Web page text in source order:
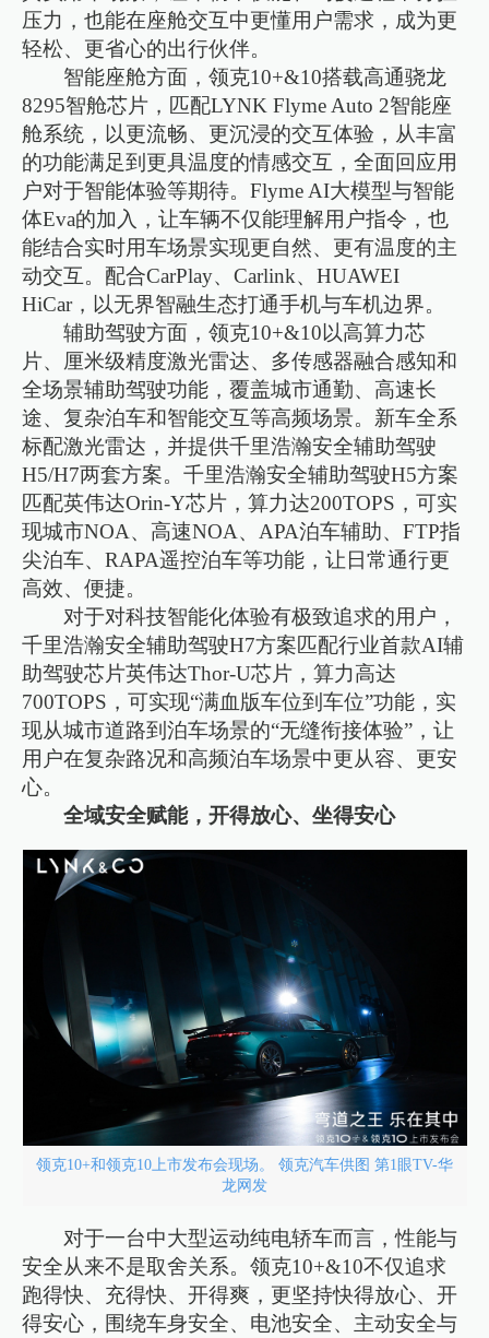
压力，也能在座舱交互中更懂用户需求，成为更
轻松、更省心的出行伙伴。
智能座舱方面，领克10+&10搭载高通骁龙
8295智舱芯片，匹配LYNK Flyme Auto 2智能座
舱系统，以更流畅、更沉浸的交互体验，从丰富
的功能满足到更具温度的情感交互，全面回应用
户对于智能体验等期待。Flyme AI大模型与智能
体Eva的加入，让车辆不仅能理解用户指令，也
能结合实时用车场景实现更自然、更有温度的主
动交互。配合CarPlay、Carlink、HUAWEI
HiCar，以无界智融生态打通手机与车机边界。
辅助驾驶方面，领克10+&10以高算力芯
片、厘米级精度激光雷达、多传感器融合感知和
全场景辅助驾驶功能，覆盖城市通勤、高速长
途、复杂泊车和智能交互等高频场景。新车全系
标配激光雷达，并提供千里浩瀚安全辅助驾驶
H5/H7两套方案。千里浩瀚安全辅助驾驶H5方案
匹配英伟达Orin-Y芯片，算力达200TOPS，可实
现城市NOA、高速NOA、APA泊车辅助、FTP指
尖泊车、RAPA遥控泊车等功能，让日常通行更
高效、便捷。
对于对科技智能化体验有极致追求的用户，
千里浩瀚安全辅助驾驶H7方案匹配行业首款AI辅
助驾驶芯片英伟达Thor-U芯片，算力高达
700TOPS，可实现“满血版车位到车位”功能，实
现从城市道路到泊车场景的“无缝衔接体验”，让
用户在复杂路况和高频泊车场景中更从容、更安
心。
全域安全赋能，开得放心、坐得安心
领克10+和领克10上市发布会现场。 领克汽车供图 第1眼TV-华
龙网发
对于一台中大型运动纯电轿车而言，性能与
安全从来不是取舍关系。领克10+&10不仅追求
跑得快、充得快、开得爽，更坚持快得放心、开
得安心，围绕车身安全、电池安全、主动安全与